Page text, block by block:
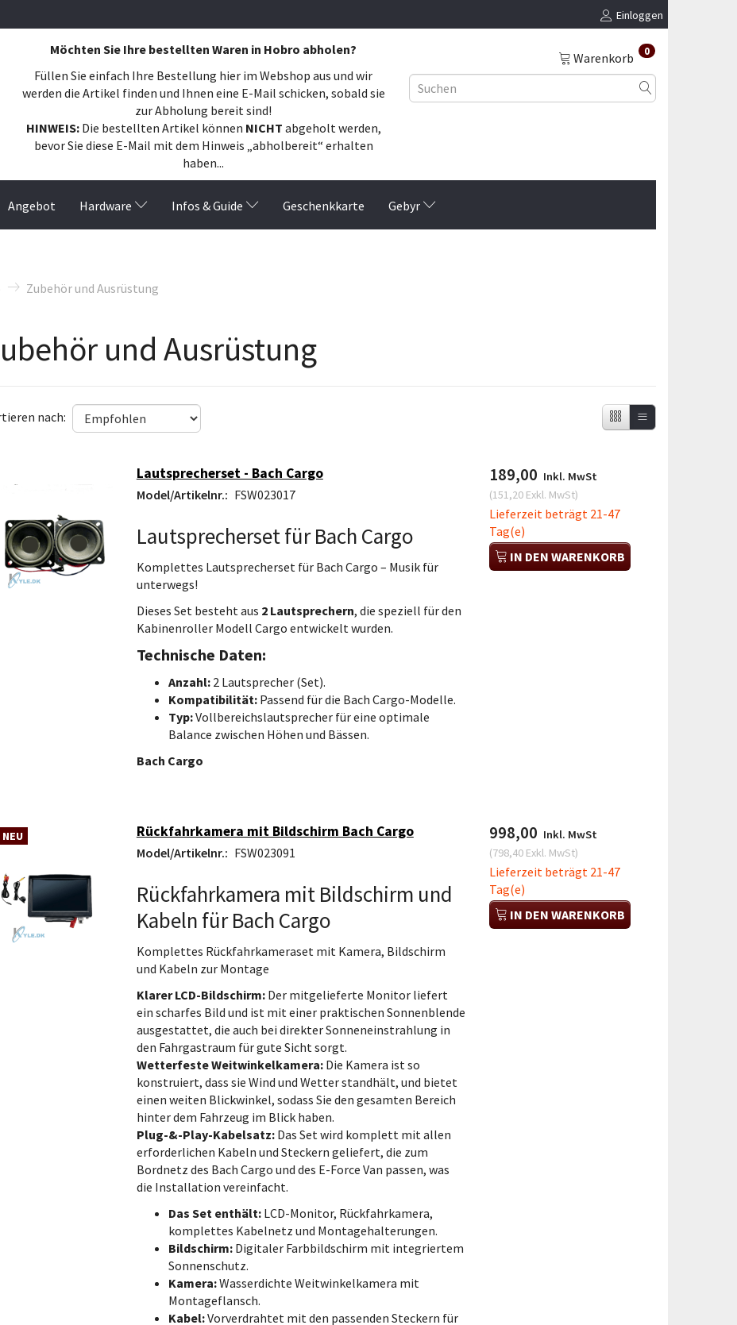
Einloggen
Möchten Sie Ihre bestellten Waren in Hobro abholen?
Füllen Sie einfach Ihre Bestellung hier im Webshop aus und wir
werden die Artikel finden und Ihnen eine E-Mail schicken, sobald sie
zur Abholung bereit sind!
HINWEIS:Die bestellten Artikel können NICHT abgeholt werden,
bevor Sie diese E-Mail mit dem Hinweis „abholbereit“ erhalten
haben...
Warenkorb 0
Angebot Hardware Infos & Guide Geschenkkarte Gebyr
Zubehör und Ausrüstung
und Ausrüstung
nach:
Lautsprecherset - Bach Cargo
Model/Artikelnr.: FSW023017
Lautsprecherset für Bach Cargo
Komplettes Lautsprecherset für Bach Cargo – Musik für
unterwegs!
Dieses Set besteht aus 2 Lautsprechern, die speziell für den
Kabinenroller Modell Cargo entwickelt wurden.
Technische Daten:
Anzahl:2 Lautsprecher (Set).
Kompatibilität:Passend für die Bach Cargo-Modelle.
Typ:Vollbereichslautsprecher für eine optimale
Balance zwischen Höhen und Bässen.
Bach Cargo
189,00 Inkl. MwSt
(151,20Exkl. MwSt)
Lieferzeit beträgt 21-47
Tag(e)
IN DEN WARENKORB
NEU Rückfahrkamera mit Bildschirm Bach Cargo
Model/Artikelnr.: FSW023091
Rückfahrkamera mit Bildschirm und
Kabeln für Bach Cargo
Komplettes Rückfahrkameraset mit Kamera, Bildschirm
und Kabeln zur Montage
Klarer LCD-Bildschirm:Der mitgelieferte Monitor liefert
ein scharfes Bild und ist mit einer praktischen Sonnenblende
ausgestattet, die auch bei direkter Sonneneinstrahlung in
den Fahrgastraum für gute Sicht sorgt.
Wetterfeste Weitwinkelkamera:Die Kamera ist so
konstruiert, dass sie Wind und Wetter standhält, und bietet
einen weiten Blickwinkel, sodass Sie den gesamten Bereich
hinter dem Fahrzeug im Blick haben.
Plug-&-Play-Kabelsatz:Das Set wird komplett mit allen
erforderlichen Kabeln und Steckern geliefert, die zum
Bordnetz des Bach Cargo und des E-Force Van passen, was
die Installation vereinfacht.
Das Set enthält:LCD-Monitor, Rückfahrkamera,
komplettes Kabelnetz und Montagehalterungen.
Bildschirm:Digitaler Farbbildschirm mit integriertem
Sonnenschutz.
Kamera:Wasserdichte Weitwinkelkamera mit
Montageflansch.
Kabel:Vorverdrahtet mit den passenden Steckern für
998,00 Inkl. MwSt
(798,40Exkl. MwSt)
Lieferzeit beträgt 21-47
Tag(e)
IN DEN WARENKORB